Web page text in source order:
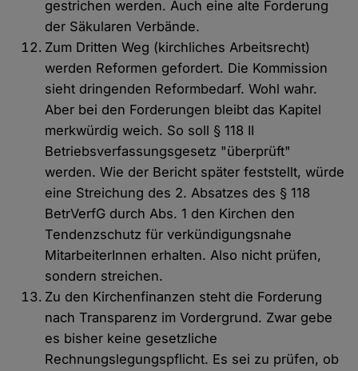
gestrichen werden. Auch eine alte Forderung
der Säkularen Verbände.
Zum Dritten Weg (kirchliches Arbeitsrecht)
werden Reformen gefordert. Die Kommission
sieht dringenden Reformbedarf. Wohl wahr.
Aber bei den Forderungen bleibt das Kapitel
merkwürdig weich. So soll § 118 II
Betriebsverfassungsgesetz "überprüft"
werden. Wie der Bericht später feststellt, würde
eine Streichung des 2. Absatzes des § 118
BetrVerfG durch Abs. 1 den Kirchen den
Tendenzschutz für verkündigungsnahe
MitarbeiterInnen erhalten. Also nicht prüfen,
sondern streichen.
Zu den Kirchenfinanzen steht die Forderung
nach Transparenz im Vordergrund. Zwar gebe
es bisher keine gesetzliche
Rechnungslegungspflicht. Es sei zu prüfen, ob